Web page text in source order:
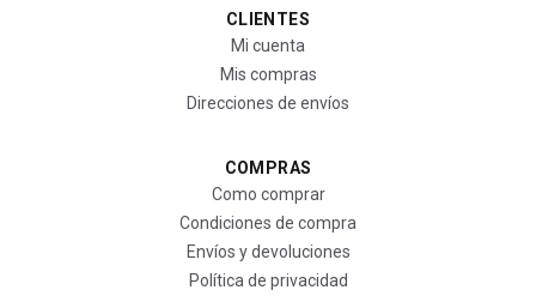
CLIENTES
Mi cuenta
Mis compras
Direcciones de envíos
COMPRAS
Como comprar
Condiciones de compra
Envíos y devoluciones
Política de privacidad